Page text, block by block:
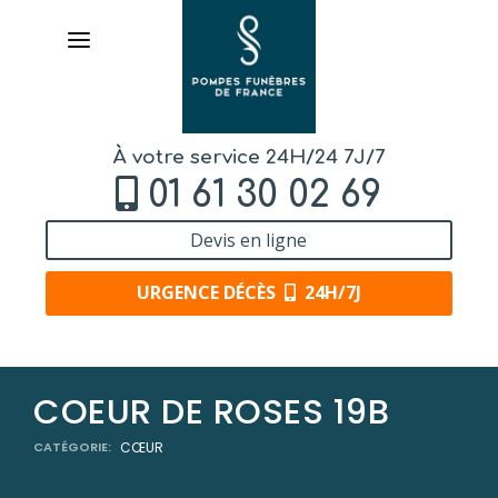
À votre service 24H/24 7J/7
01 61 30 02 69
Devis en ligne
URGENCE DÉCÈS 24H/7J
ORGANISER DES OBSÈQUES
COEUR DE ROSES 19B
CATÉGORIE: CŒUR